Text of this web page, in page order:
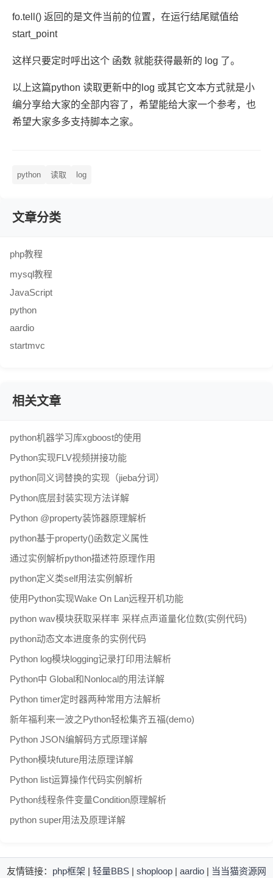
fo.tell() 返回的是文件当前的位置，在运行结尾赋值给
start_point
这样只要定时呼出这个 函数 就能获得最新的 log 了。
以上这篇python 读取更新中的log 或其它文本方式就是小
编分享给大家的全部内容了，希望能给大家一个参考，也
希望大家多多支持脚本之家。
python 读取 log
文章分类
php教程
mysql教程
JavaScript
python
aardio
startmvc
相关文章
python机器学习库xgboost的使用
Python实现FLV视频拼接功能
python同义词替换的实现（jieba分词）
Python底层封装实现方法详解
Python @property装饰器原理解析
python基于property()函数定义属性
通过实例解析python描述符原理作用
python定义类self用法实例解析
使用Python实现Wake On Lan远程开机功能
python wav模块获取采样率 采样点声道量化位数(实例代码)
python动态文本进度条的实例代码
Python log模块logging记录打印用法解析
Python中 Global和Nonlocal的用法详解
Python timer定时器两种常用方法解析
新年福利来一波之Python轻松集齐五福(demo)
Python JSON编解码方式原理详解
Python模块future用法原理详解
Python list运算操作代码实例解析
Python线程条件变量Condition原理解析
python super用法及原理详解
友情链接： php框架 | 轻量BBS | shoploop | aardio | 当当猫资源网